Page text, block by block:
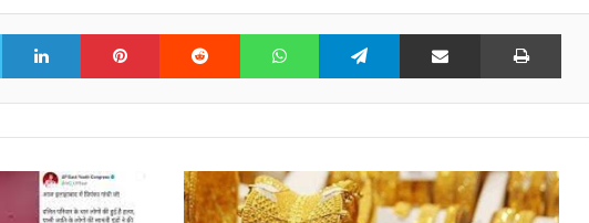
Twitter LinkedIn Pinterest Reddit WhatsAppTelegram Share via Email Print